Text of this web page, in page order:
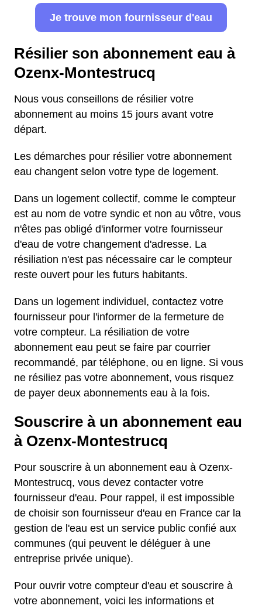
Je trouve mon fournisseur d'eau
Résilier son abonnement eau à
Ozenx-Montestrucq
Nous vous conseillons de résilier votre
abonnement au moins 15 jours avant votre
départ.
Les démarches pour résilier votre abonnement
eau changent selon votre type de logement.
Dans un logement collectif, comme le compteur
est au nom de votre syndic et non au vôtre, vous
n'êtes pas obligé d'informer votre fournisseur
d'eau de votre changement d'adresse. La
résiliation n'est pas nécessaire car le compteur
reste ouvert pour les futurs habitants.
Dans un logement individuel, contactez votre
fournisseur pour l'informer de la fermeture de
votre compteur. La résiliation de votre
abonnement eau peut se faire par courrier
recommandé, par téléphone, ou en ligne. Si vous
ne résiliez pas votre abonnement, vous risquez
de payer deux abonnements eau à la fois.
Souscrire à un abonnement eau
à Ozenx-Montestrucq
Pour souscrire à un abonnement eau à Ozenx-
Montestrucq, vous devez contacter votre
fournisseur d'eau. Pour rappel, il est impossible
de choisir son fournisseur d'eau en France car la
gestion de l'eau est un service public confié aux
communes (qui peuvent le déléguer à une
entreprise privée unique).
Pour ouvrir votre compteur d'eau et souscrire à
votre abonnement, voici les informations et